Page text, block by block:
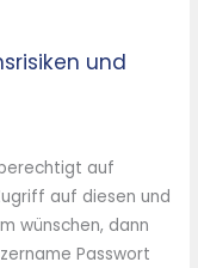
und
auf
auf diesen und
wünschen, dann
Passwort